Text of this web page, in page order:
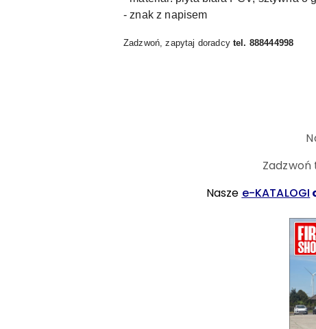
- znak z napisem
Zadzwoń, zapytaj doradcy tel. 888444998
Nasze e-KATALOGI